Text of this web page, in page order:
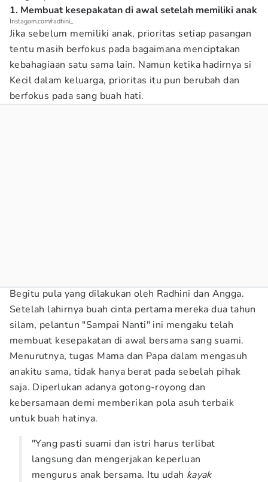
1. Membuat kesepakatan di awal setelah memiliki anak
Instagam.com/radhini_
Jika sebelum memiliki anak, prioritas setiap pasangan
tentu masih berfokus pada bagaimana menciptakan
kebahagiaan satu sama lain. Namun ketika hadirnya si
Kecil dalam keluarga, prioritas itu pun berubah dan
berfokus pada sang buah hati.
Begitu pula yang dilakukan oleh Radhini dan Angga.
Setelah lahirnya buah cinta pertama mereka dua tahun
silam, pelantun "Sampai Nanti" ini mengaku telah
membuat kesepakatan di awal bersama sang suami.
Menurutnya, tugas Mama dan Papa dalam mengasuh
anakitu sama, tidak hanya berat pada sebelah pihak
saja. Diperlukan adanya gotong-royong dan
kebersamaan demi memberikan pola asuh terbaik
untuk buah hatinya.
"Yang pasti suami dan istri harus terlibat
langsung dan mengerjakan keperluan
mengurus anak bersama. Itu udah kayak